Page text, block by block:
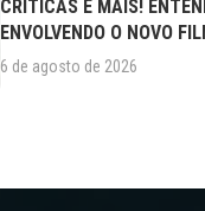
CRÍTICAS E MAIS!
ENVOLVENDO O NOVO
6 de agosto de 2026